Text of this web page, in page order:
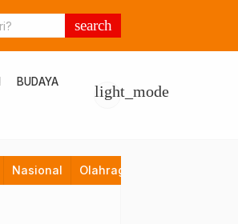
search
BUDAYA
light_mode
Nasional Olahraga